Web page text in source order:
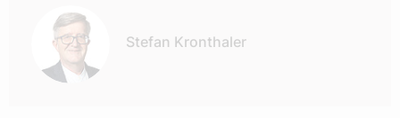
Stefan Kronthaler